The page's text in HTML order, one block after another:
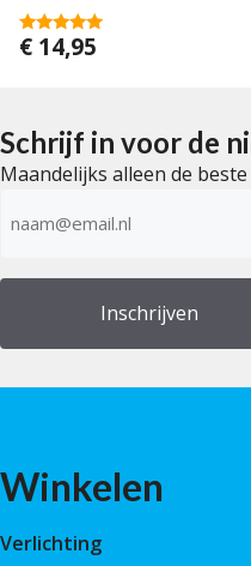
5.00
van 5
€ 14,95
Schrijf in voor de
Maandelijks alleen de
mailadres
Winkelen
Verlichting